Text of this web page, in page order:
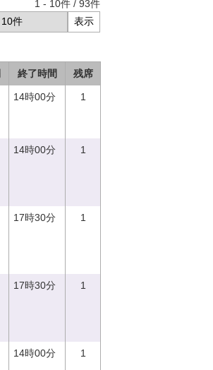
1 - 10件 / 93件
終了時間 残席
14時00分 1
14時00分 1
17時30分 1
17時30分 1
14時00分 1